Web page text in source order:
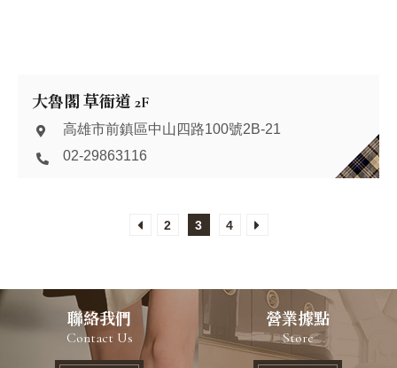
大魯閣 草衙道 2F
高雄市前鎮區中山四路100號2B-21
02-29863116
2 3 4
聯絡我們
Contact Us
營業據點
Store